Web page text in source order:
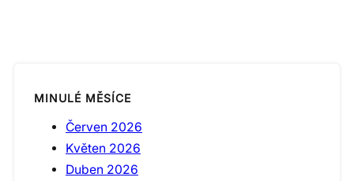
MINULÉ MĚSÍCE
Červen 2026
Květen 2026
Duben 2026